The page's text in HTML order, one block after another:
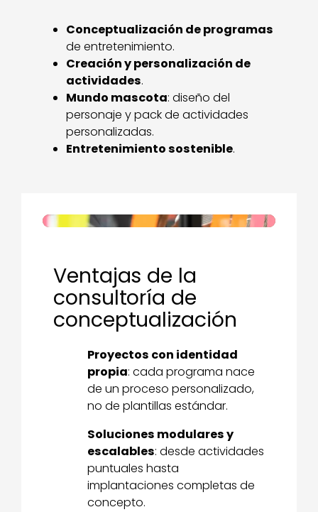
Conceptualización de programas
de entretenimiento.
Creación y personalización de
actividades.
Mundo mascota: diseño del
personaje y pack de actividades
personalizadas.
Entretenimiento sostenible.
Ventajas de la
consultoría de
conceptualización
Proyectos con identidad
propia: cada programa nace
de un proceso personalizado,
no de plantillas estándar.
Soluciones modulares y
escalables: desde actividades
puntuales hasta
implantaciones completas de
concepto.